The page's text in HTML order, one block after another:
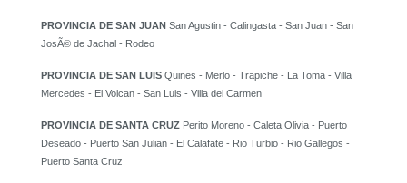
PROVINCIA DE SAN JUAN San Agustin - Calingasta - San Juan - San
JosÃ© de Jachal - Rodeo
PROVINCIA DE SAN LUIS Quines - Merlo - Trapiche - La Toma - Villa
Mercedes - El Volcan - San Luis - Villa del Carmen
PROVINCIA DE SANTA CRUZ Perito Moreno - Caleta Olivia - Puerto
Deseado - Puerto San Julian - El Calafate - Rio Turbio - Rio Gallegos -
Puerto Santa Cruz